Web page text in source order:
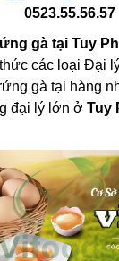
0523.55.56.57
gà tại Tuy
các loại Đại
gà tại hàng
đại lý lớn ởTuy